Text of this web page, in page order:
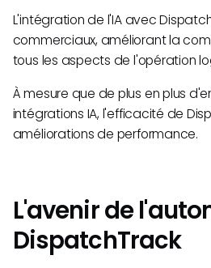
L'intégration de l'IA avec
commerciaux, améliorant la
tous les aspects de l'opération
À mesure que de plus en plus
intégrations IA, l'efficacité de
améliorations de performance.
L'avenir de
DispatchTrack